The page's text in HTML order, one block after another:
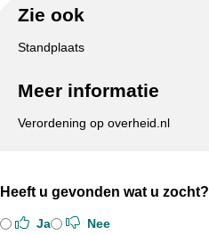
Zie ook
Standplaats
Meer informatie
Verordening op overheid.nl
Heeft u gevonden wat u zocht?
Ja Nee